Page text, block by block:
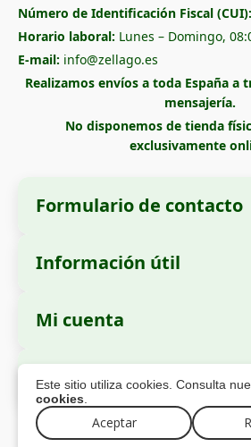
Este sitio utiliza cookies. Consulta
cookies
Aceptar
Número de Identificación Fiscal (CUI):
Horario laboral: Lunes – Domingo,
E-mail: info@zellago.es
Realizamos envíos a toda España a
mensajería.
No disponemos de tienda
exclusivamente
Formulario de contacto
Razón social:
SRL
Domicilio social:Strada Cuza
Sector 4, București, 040283,
Número de Identificación
44237077
Información útil
Cómo realizar un pedido
Métodos de pago
Información de envío
Política de devoluciones
Mi cuenta
Mis pedidos
Datos personales
Direcciones
Pago Seguro